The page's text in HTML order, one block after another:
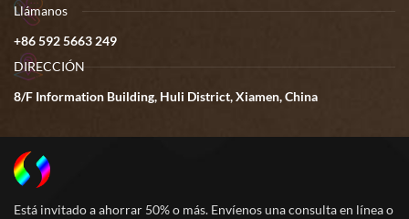
Llámanos
+86 592 5663 249
DIRECCIÓN
8/F Information Building, Huli District, Xiamen, China
Está invitado a ahorrar 50% o más. Envíenos una consulta en línea o